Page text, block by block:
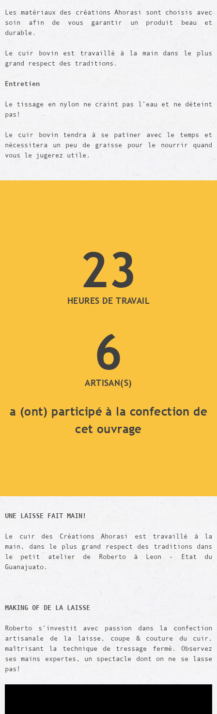
Les matériaux des créations Ahorasi sont choisis avec
soin afin de vous garantir un produit beau et
durable.
Le cuir bovin est travaillé à la main dans le plus
grand respect des traditions.
Entretien
Le tissage en nylon ne craint pas l’eau et ne déteint
pas!
Le cuir bovin tendra à se patiner avec le temps et
nécessitera un peu de graisse pour le nourrir quand
vous le jugerez utile.
23
HEURES DE TRAVAIL
6
ARTISAN(S)
a (ont) participé à la confection de
cet ouvrage
UNE LAISSE FAIT MAIN!
Le cuir des Créations Ahorasi est travaillé à la
main, dans le plus grand respect des traditions dans
le petit atelier de Roberto à Leon - Etat du
Guanajuato.
MAKING OF DE LA LAISSE
Roberto s’investit avec passion dans la confection
artisanale de la laisse, coupe & couture du cuir,
maîtrisant la technique de tressage fermé. Observez
ses mains expertes, un spectacle dont on ne se lasse
pas!